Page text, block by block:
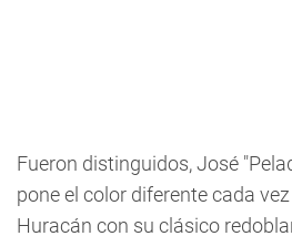
Fueron distinguidos, José
pone el color diferente cada
Huracán con su clásico